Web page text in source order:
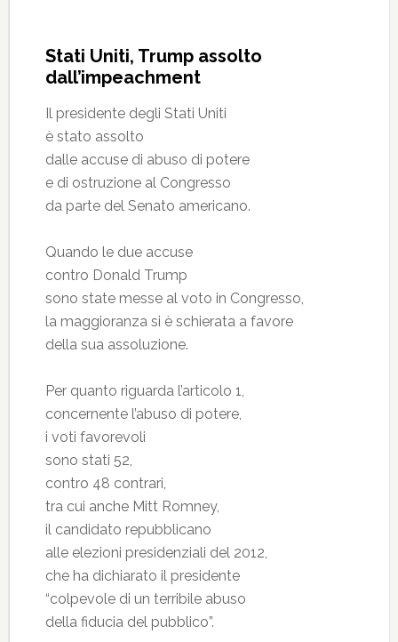
Stati Uniti, Trump assolto
dall’impeachment
Il presidente degli Stati Uniti
è stato assolto
dalle accuse di abuso di potere
e di ostruzione al Congresso
da parte del Senato americano.
Quando le due accuse
contro Donald Trump
sono state messe al voto in Congresso,
la maggioranza si è schierata a favore
della sua assoluzione.
Per quanto riguarda l’articolo 1,
concernente l’abuso di potere,
i voti favorevoli
sono stati 52,
contro 48 contrari,
tra cui anche Mitt Romney,
il candidato repubblicano
alle elezioni presidenziali del 2012,
che ha dichiarato il presidente
“colpevole di un terribile abuso
della fiducia del pubblico”.